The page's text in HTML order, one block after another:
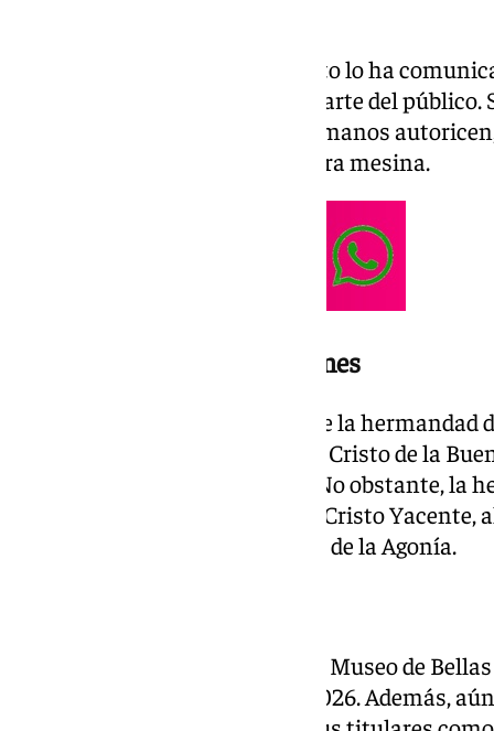
La corporación del Viernes Santo lo ha
teniendo gran aceptación por parte del público.
extraordinario para que los hermanos
crucificado barroco en la muestra mesina.
Participación de más imágenes
Hasta la fecha, cabe reseñar que la
confirmado la participación del Cristo de la
de la Vera Cruz de las Cabezas. No obstante,
descartado la participación del Cristo Yacente,
ha hecho lo propio con el Cristo de la Agonía.
La exposición se celebrará en el Museo de
presente año hasta marzo de 2026. Además,